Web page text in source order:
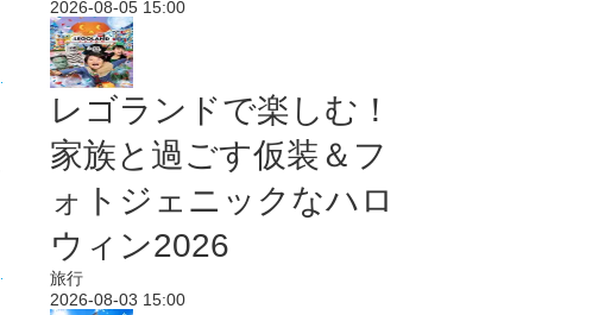
2026-08-05 15:00
レゴランドで楽しむ！
家族と過ごす仮装＆フ
ォトジェニックなハロ
ウィン2026
旅行
2026-08-03 15:00